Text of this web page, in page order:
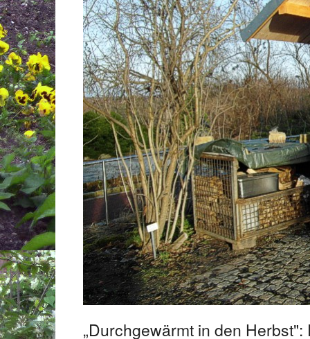
Presseberichte Erinnerungen
„Durchgewärmt in den